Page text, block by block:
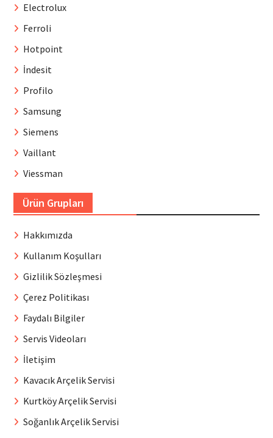
Electrolux
Ferroli
Hotpoint
İndesit
Profilo
Samsung
Siemens
Vaillant
Viessman
Ürün Grupları
Hakkımızda
Kullanım Koşulları
Gizlilik Sözleşmesi
Çerez Politikası
Faydalı Bilgiler
Servis Videoları
İletişim
Kavacık Arçelik Servisi
Kurtköy Arçelik Servisi
Soğanlık Arçelik Servisi